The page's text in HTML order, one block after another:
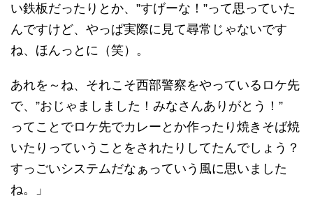
い鉄板だったりとか、”すげーな！”って思っていた
んですけど、やっぱ実際に見て尋常じゃないです
ね、ほんっとに（笑）。
あれを～ね、それこそ西部警察をやっているロケ先
で、”おじゃましました！みなさんありがとう！”
ってことでロケ先でカレーとか作ったり焼きそば焼
いたりっていうことをされたりしてたんでしょう？
すっごいシステムだなぁっていう風に思いました
ね。」